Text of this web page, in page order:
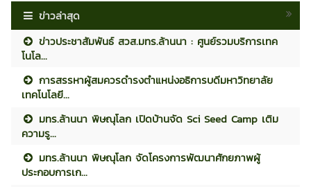
ข่าวล่าสุด
ข่าวประชาสัมพันธ์ สวส.มทร.ล้านนา : ศูนย์รวมบริการเทค
โนโล...
การสรรหาผู้สมควรดำรงตำแหน่งอธิการบดีมหาวิทยาลัย
เทคโนโลยี...
มทร.ล้านนา พิษณุโลก เปิดบ้านจัด Sci Seed Camp เติม
ความรู...
มทร.ล้านนา พิษณุโลก จัดโครงการพัฒนาศักยภาพผู้
ประกอบการเก...